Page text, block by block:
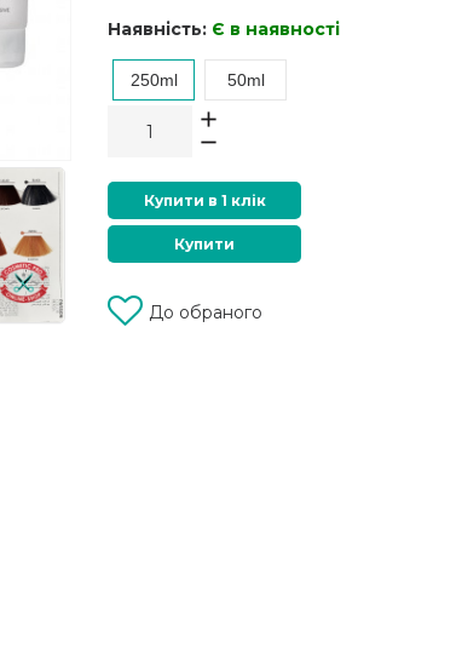
Наявність: Є в наявності
250ml 50ml
Купити в 1 клік
Купити
До обраного